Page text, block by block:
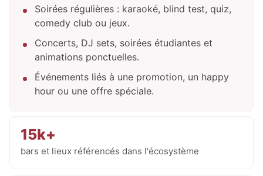
Soirées régulières : karaoké, blind test, quiz,
comedy club ou jeux.
Concerts, DJ sets, soirées étudiantes et
animations ponctuelles.
Événements liés à une promotion, un happy
hour ou une offre spéciale.
15k+
bars et lieux référencés dans l'écosystème